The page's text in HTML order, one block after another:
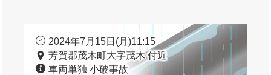
2024年7月15日(月)11:15
芳賀郡茂木町大字茂木 付近
車両単独 小破事故